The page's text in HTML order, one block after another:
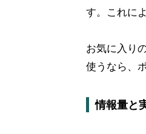
す。これに
お気に入り
使うなら、
情報量と